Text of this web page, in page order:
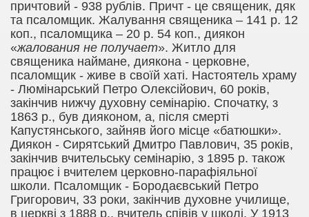
причтовий - 938 рублів. Причт - це священик, дяк
та псаломщик. Жалування священика – 141 р. 12
коп., псаломщика – 20 р. 54 коп., диякон
«жалования не получает». Житло для
священика наймане, диякона - церковне,
псаломщик - живе в своїй хаті. Настоятель храму
- Люмінарський Петро Олексійович, 60 років,
закінчив нижчу духовну семінарію. Спочатку, з
1863 р., був дияконом, а, після смерті
Капустянського, зайняв його місце «батюшки».
Диякон - Сирятський Дмитро Павлович, 35 років,
закінчив вчительську семінарію, з 1895 р. також
працює і вчителем церковно-парафіяльної
школи. Псаломщик - Бородаєвський Петро
Григорович, 33 роки, закінчив духовне училище,
в церкві з 1888 р., вчитель співів у школі. У 1913